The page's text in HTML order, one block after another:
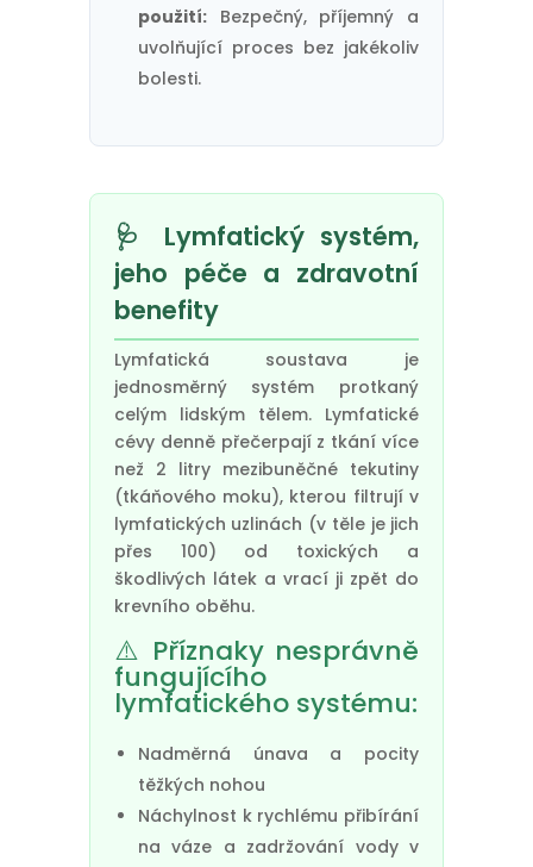
použití:Bezpečný, příjemný a
uvolňující proces bez jakékoliv
bolesti.
🩺 Lymfatický systém,
jeho péče a zdravotní
benefity
Lymfatická soustava je
jednosměrný systém protkaný
celým lidským tělem. Lymfatické
cévy denně přečerpají z tkání více
než 2 litry mezibuněčné tekutiny
(tkáňového moku), kterou filtrují v
lymfatických uzlinách (v těle je jich
přes 100) od toxických a
škodlivých látek a vrací ji zpět do
krevního oběhu.
⚠️ Příznaky nesprávně
fungujícího
lymfatického systému:
Nadměrná únava a pocity
těžkých nohou
Náchylnost k rychlému přibírání
na váze a zadržování vody v